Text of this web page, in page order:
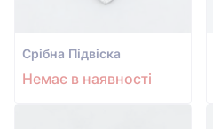
Срiбна Підвіска
Немає в наявності